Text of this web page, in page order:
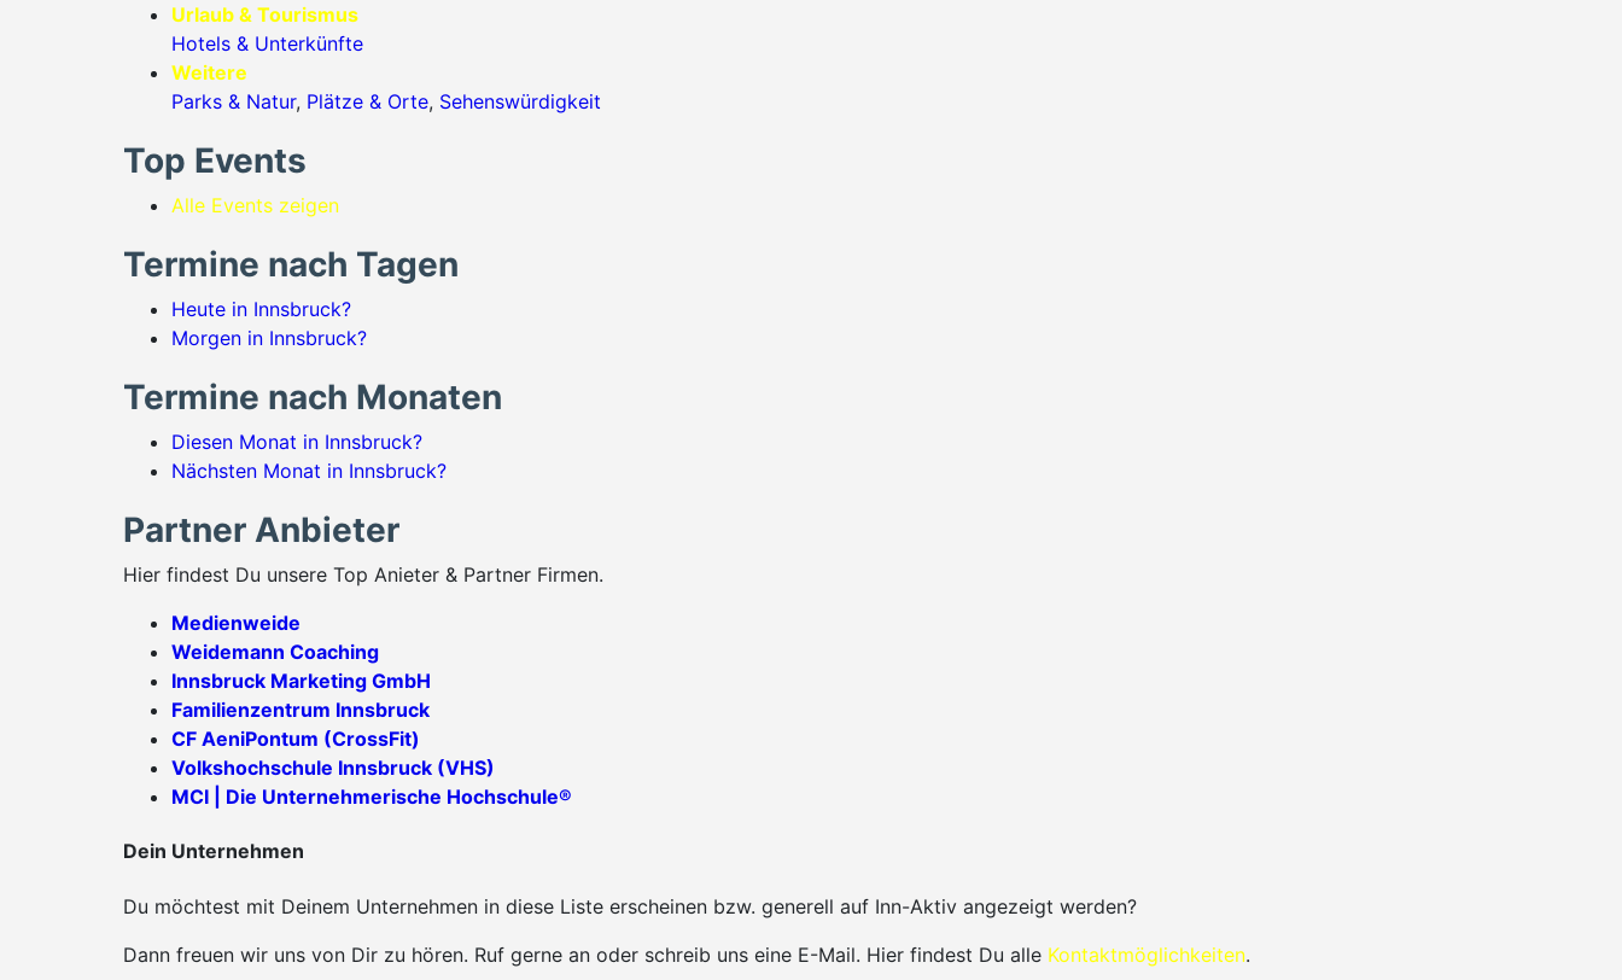
Urlaub & Tourismus
Hotels & Unterkünfte
Weitere
Parks & Natur, Plätze & Orte, Sehenswürdigkeit
Top Events
Alle Events zeigen
Termine nach Tagen
Heute in Innsbruck?
Morgen in Innsbruck?
Termine nach Monaten
Diesen Monat in Innsbruck?
Nächsten Monat in Innsbruck?
Partner Anbieter
Hier findest Du unsere Top Anieter & Partner Firmen.
Medienweide
Weidemann Coaching
Innsbruck Marketing GmbH
Familienzentrum Innsbruck
CF AeniPontum (CrossFit)
Volkshochschule Innsbruck (VHS)
MCI | Die Unternehmerische Hochschule®
Dein Unternehmen
Du möchtest mit Deinem Unternehmen in diese Liste erscheinen bzw. generell auf Inn-Aktiv angezeigt werden?
Dann freuen wir uns von Dir zu hören. Ruf gerne an oder schreib uns eine E-Mail. Hier findest Du alle Kontaktmöglichkeiten.